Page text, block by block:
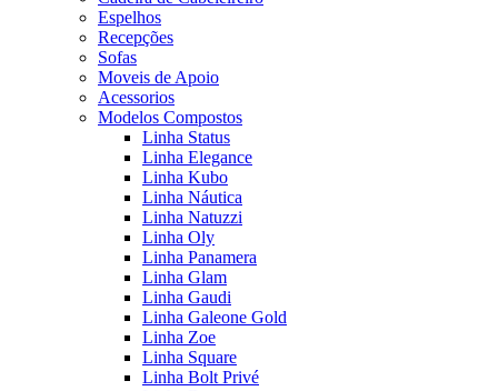
Espelhos
Recepções
Sofas
Moveis de Apoio
Acessorios
Modelos Compostos
Linha Status
Linha Elegance
Linha Kubo
Linha Náutica
Linha Natuzzi
Linha Oly
Linha Panamera
Linha Glam
Linha Gaudi
Linha Galeone Gold
Linha Zoe
Linha Square
Linha Bolt Privé